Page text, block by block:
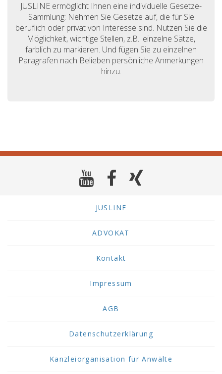
JUSLINE ermöglicht Ihnen eine individuelle Gesetze-
Sammlung: Nehmen Sie Gesetze auf, die für Sie
beruflich oder privat von Interesse sind. Nutzen Sie die
Möglichkeit, wichtige Stellen, z.B.: einzelne Sätze,
farblich zu markieren. Und fügen Sie zu einzelnen
Paragrafen nach Belieben persönliche Anmerkungen
hinzu.
JUSLINE
ADVOKAT
Kontakt
Impressum
AGB
Datenschutzerklärung
Kanzleiorganisation für Anwälte